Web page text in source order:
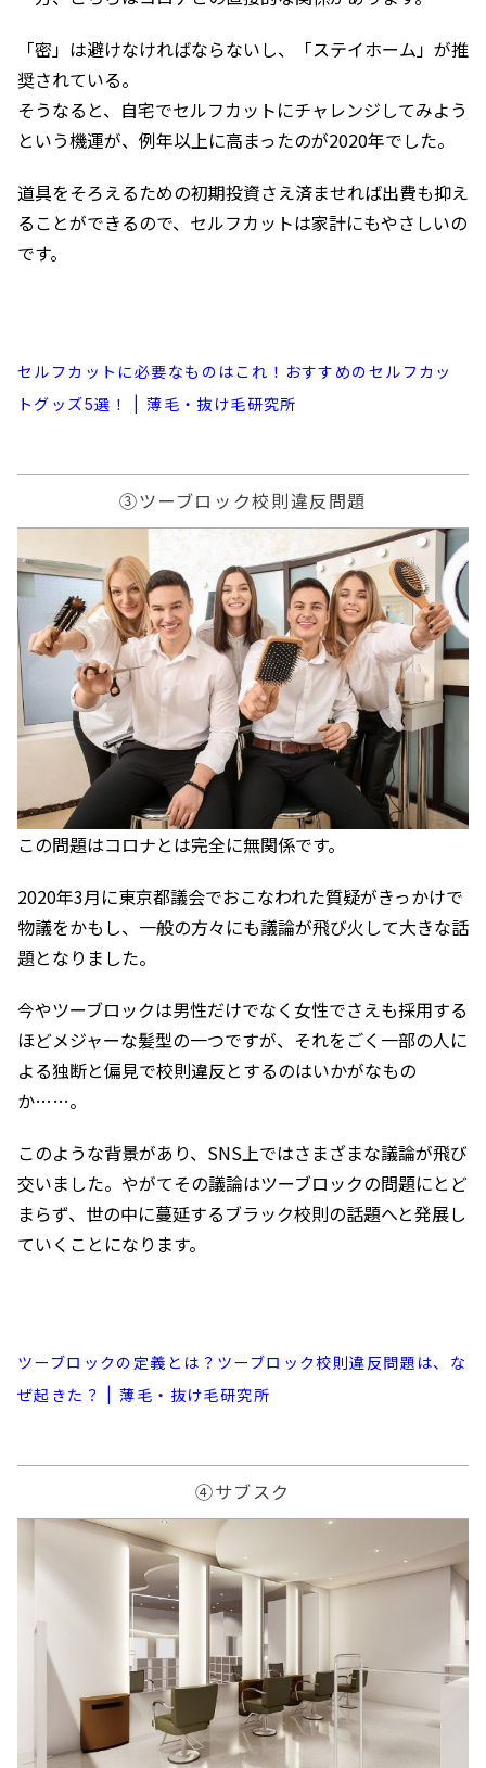
「密」は避けなければならないし、「ステイホーム」が推
奨されている。
そうなると、自宅でセルフカットにチャレンジしてみよう
という機運が、例年以上に高まったのが2020年でした。
道具をそろえるための初期投資さえ済ませれば出費も抑え
ることができるので、セルフカットは家計にもやさしいの
です。
セルフカットに必要なものはこれ！おすすめのセルフカッ
トグッズ5選！ | 薄毛・抜け毛研究所
③ツーブロック校則違反問題
この問題はコロナとは完全に無関係です。
2020年3月に東京都議会でおこなわれた質疑がきっかけで
物議をかもし、一般の方々にも議論が飛び火して大きな話
題となりました。
今やツーブロックは男性だけでなく女性でさえも採用する
ほどメジャーな髪型の一つですが、それをごく一部の人に
よる独断と偏見で校則違反とするのはいかがなもの
か……。
このような背景があり、SNS上ではさまざまな議論が飛び
交いました。やがてその議論はツーブロックの問題にとど
まらず、世の中に蔓延するブラック校則の話題へと発展し
ていくことになります。
ツーブロックの定義とは？ツーブロック校則違反問題は、な
ぜ起きた？ | 薄毛・抜け毛研究所
④サブスク